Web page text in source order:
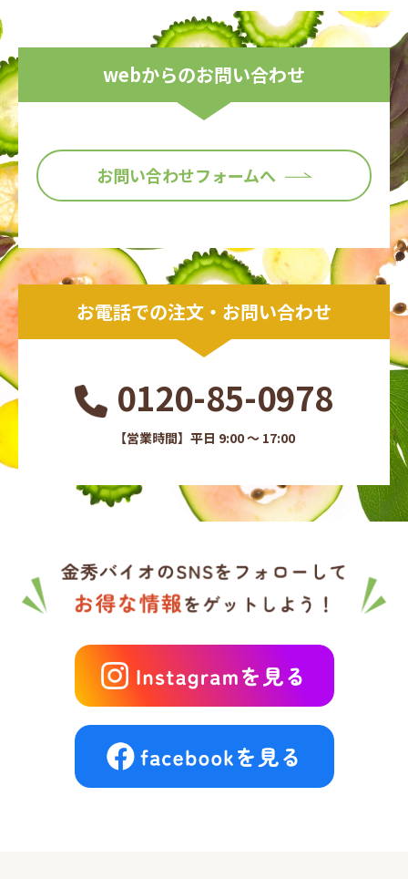
webからのお問い合わせ
お問い合わせフォームへ
お電話での注文・お問い合わせ
0120-85-0978
【営業時間】平日 9:00 ～ 17:00